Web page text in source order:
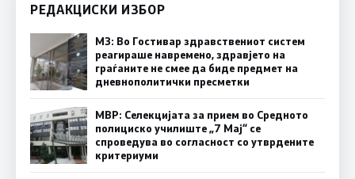
РЕДАКЦИСКИ ИЗБОР
МЗ: Во Гостивар здравствениот систем
реагираше навремено, здравјето на
граѓаните не смее да биде предмет на
дневнополитички пресметки
МВР: Селекцијата за прием во Средното
полициско училиште „7 Мај“ се
спроведува во согласност со утврдените
критериуми